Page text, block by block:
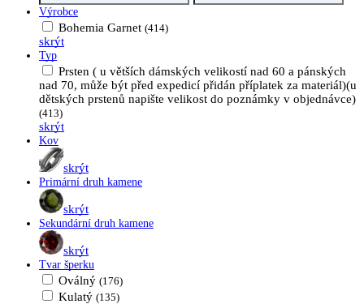
Výrobce
Bohemia Garnet (414)
skrýt
Typ
Prsten ( u větších dámských velikostí nad 60 a pánských
nad 70, může být před expedicí přidán příplatek za materiál)(u
dětských prstenů napište velikost do poznámky v objednávce)
(413)
skrýt
Kov
skrýt
Primární druh kamene
skrýt
Sekundární druh kamene
skrýt
Tvar šperku
Oválný (176)
Kulatý (135)